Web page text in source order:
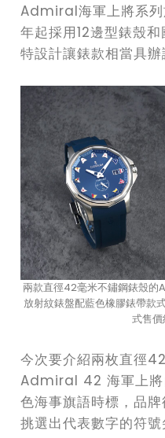
Admiral海軍上將系列
年起採用12邊型錶殼
特設計讓錶款相當具辦
兩款直徑42毫米不鏽鋼錶殼
放射紋錶盤配藍色橡膠錶帶款
式售價
今次要介紹兩枚直徑
Admiral 42 海軍上將
色海事旗語時標，品
挑選出代表數字的符